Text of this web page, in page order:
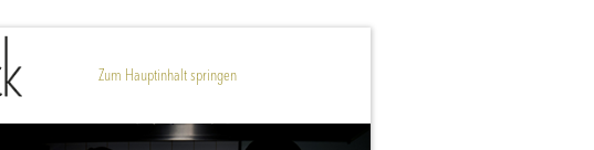
Zum Hauptinhalt springen